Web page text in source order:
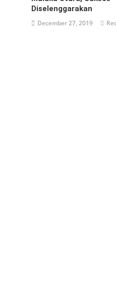
Diselenggarakan
December 27, 2019